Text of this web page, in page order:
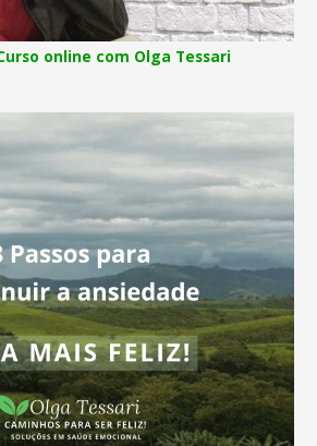
online com Olga Tessari